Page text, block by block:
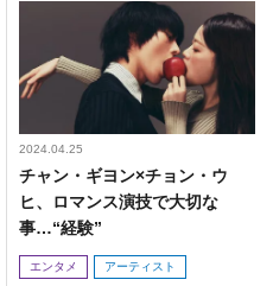
2024.04.25
チャン・ギヨン×チョン・ウ
ヒ、ロマンス演技で大切な
事…“経験”
エンタメ アーティスト